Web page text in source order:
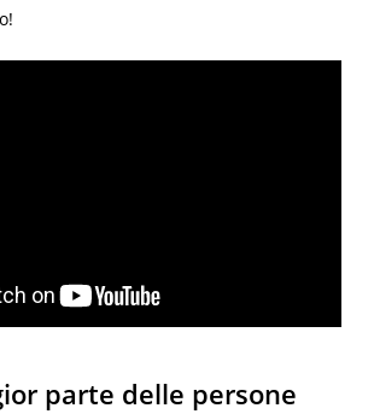
parte delle persone